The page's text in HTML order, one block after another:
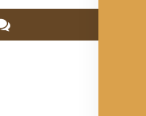
إرسال